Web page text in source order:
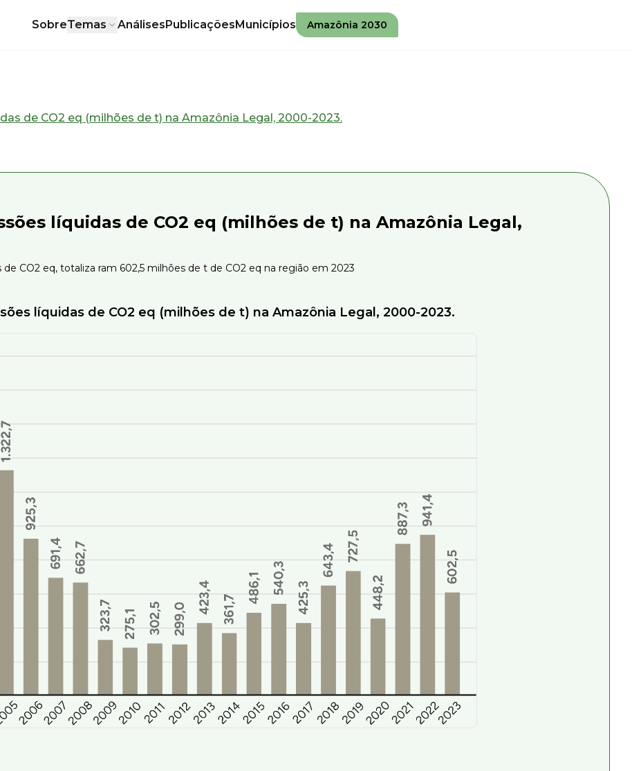
SobreTemas AnálisesPublicaçõesMunicípios Amazônia 2030
de CO2 eq (milhões de t) na Amazônia Legal, 2000-2023.
líquidas de CO2 eq (milhões de t) na Amazônia Legal,
CO2 eq, totaliza ram 602,5 milhões de t de CO2 eq na região em 2023
líquidas de CO2 eq (milhões de t) na Amazônia Legal, 2000-2023.